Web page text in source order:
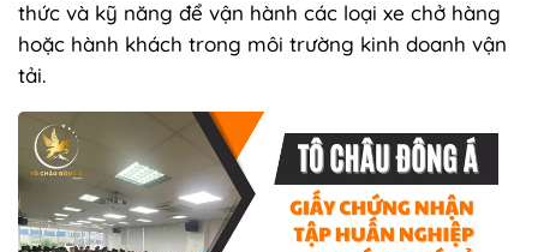
thức và kỹ năng để vận hành các loại xe chở hàng
hoặc hành khách trong môi trường kinh doanh vận
tải.